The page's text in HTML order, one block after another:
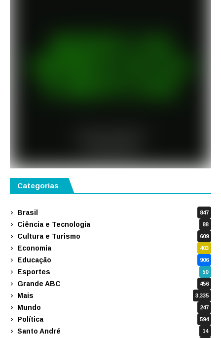
Categorias
Brasil 847
Ciência e Tecnologia 88
Cultura e Turismo 609
Economia 403
Educação 906
Esportes 50
Grande ABC 456
Mais 3.335
Mundo 247
Política 594
Santo André 14